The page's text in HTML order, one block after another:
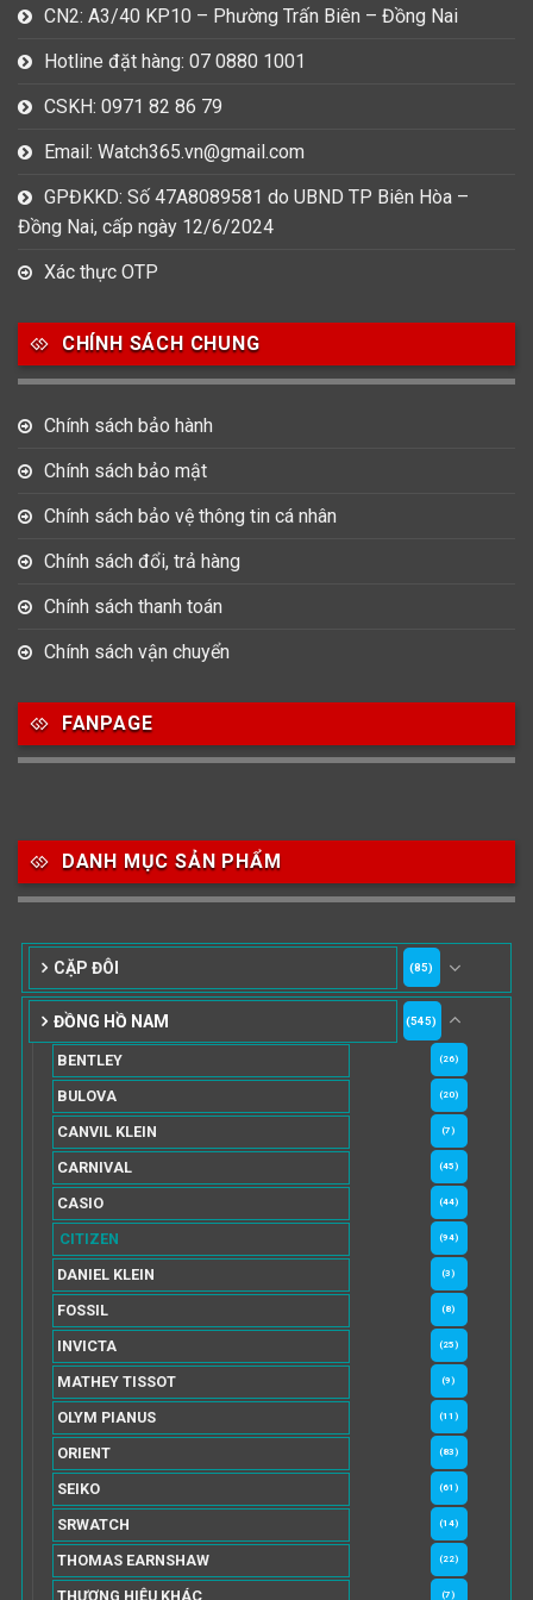
CN2: A3/40 KP10 – Phường Trấn Biên – Đồng Nai
Hotline đặt hàng: 07 0880 1001
CSKH: 0971 82 86 79
Email: Watch365.vn@gmail.com
GPĐKKD: Số 47A8089581 do UBND TP Biên Hòa –
Đồng Nai, cấp ngày 12/6/2024
Xác thực OTP
CHÍNH SÁCH CHUNG
Chính sách bảo hành
Chính sách bảo mật
Chính sách bảo vệ thông tin cá nhân
Chính sách đổi, trả hàng
Chính sách thanh toán
Chính sách vận chuyển
FANPAGE
DANH MỤC SẢN PHẨM
CẶP ĐÔI (85)
ĐỒNG HỒ NAM (545)
BENTLEY (26)
BULOVA (20)
CANVIL KLEIN (7)
CARNIVAL (45)
CASIO (44)
CITIZEN (94)
DANIEL KLEIN (3)
FOSSIL (8)
INVICTA (25)
MATHEY TISSOT (9)
OLYM PIANUS (11)
ORIENT (83)
SEIKO (61)
SRWATCH (14)
THOMAS EARNSHAW (22)
THƯƠNG HIỆU KHÁC (7)